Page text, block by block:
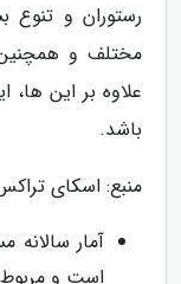
رستوران و تنوع
مختلف و
علاوه بر این ها،
باشد.
منبع: اسکای
آمار سالانه
است و مربوط به